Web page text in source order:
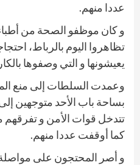
عددا منهم.
و كان موظفو الصحة من
تظاهروا اليوم بالرباط،
يعيشونها و التي وصفوها
وعمدت السلطات إلى منع
بساحة باب الأحد متوجهين
تتدخل قوات الأمن و تفرقهم
كما أوقفت عددا منهم.
و أصر المحتجون على